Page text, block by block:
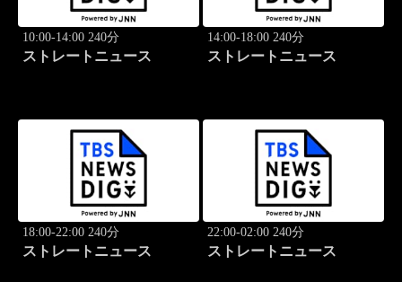
10:00-14:00 240分
ストレートニュース
14:00-18:00 240分
ストレートニュース
18:00-22:00 240分
ストレートニュース
22:00-02:00 240分
ストレートニュース